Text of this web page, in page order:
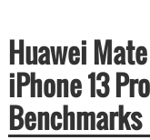
Huawei
iPhone 13
Benchmarks